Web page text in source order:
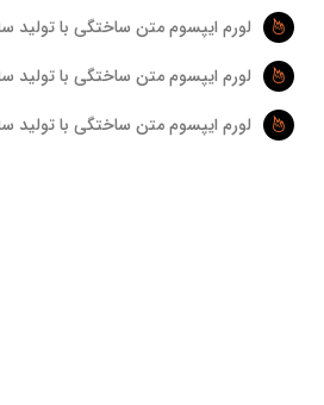
لورم ایپسوم متن ساختگی با تولید
لورم ایپسوم متن ساختگی با تولید
لورم ایپسوم متن ساختگی با تولید